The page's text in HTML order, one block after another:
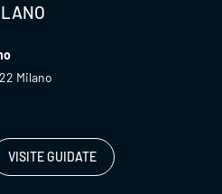
Milano
VISITE GUIDATE